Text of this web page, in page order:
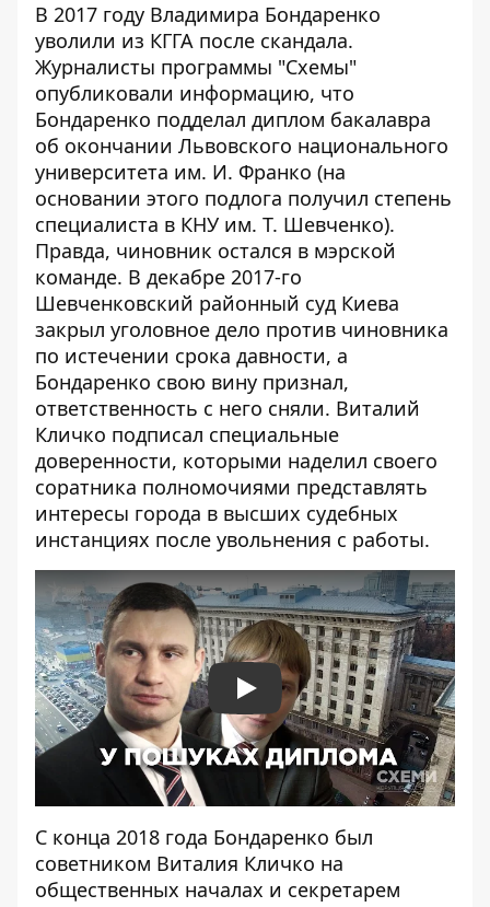
В 2017 году Владимира Бондаренко
уволили из КГГА после скандала.
Журналисты программы "Схемы"
опубликовали информацию, что
Бондаренко подделал диплом бакалавра
об окончании Львовского национального
университета им. И. Франко (на
основании этого подлога получил степень
специалиста в КНУ им. Т. Шевченко).
Правда, чиновник остался в мэрской
команде. В декабре 2017-го
Шевченковский районный суд Киева
закрыл уголовное дело против чиновника
по истечении срока давности, а
Бондаренко свою вину признал,
ответственность с него сняли. Виталий
Кличко подписал специальные
доверенности, которыми наделил своего
соратника полномочиями представлять
интересы города в высших судебных
инстанциях после увольнения с работы.
Play
С конца 2018 года Бондаренко был
советником Виталия Кличко на
общественных началах и секретарем